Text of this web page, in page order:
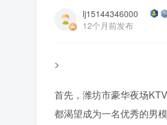
lj15144346000
12个月前发布
>
首先，潍坊市豪华夜场
都渴望成为一名优秀的男